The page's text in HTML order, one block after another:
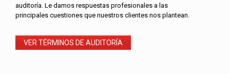
auditoría. Le damos respuestas profesionales a las
principales cuestiones que nuestros clientes nos plantean.
VER TÉRMINOS DE AUDITORÍA